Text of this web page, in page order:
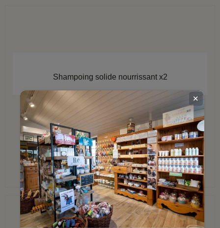
Shampoing solide nourrissant x2
AJOUTER AU PANIER
19,20 €17,47 € Économisez 9%
✕